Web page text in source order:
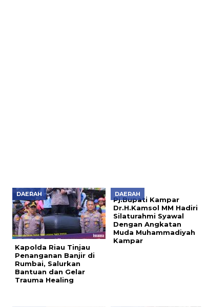
DAERAH
Kapolda Riau Tinjau
Penanganan Banjir di
Rumbai, Salurkan
Bantuan dan Gelar
Trauma Healing
DAERAH
Pj.Bupati Kampar
Dr.H.Kamsol MM Hadiri
Silaturahmi Syawal
Dengan Angkatan
Muda Muhammadiyah
Kampar